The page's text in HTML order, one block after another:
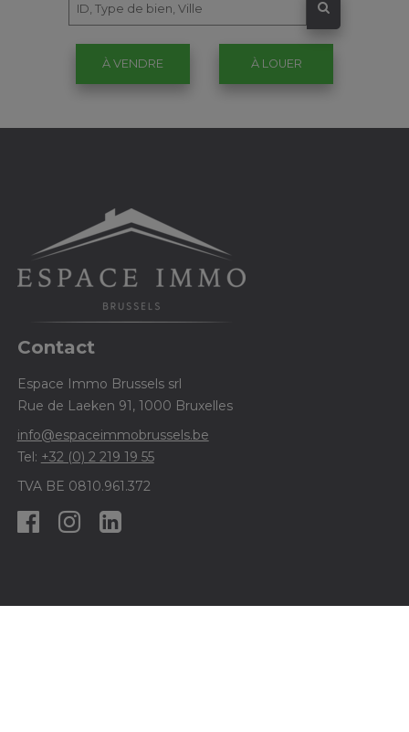
À VENDRE À LOUER
Contact
Espace Immo Brussels srl
Rue de Laeken 91, 1000 Bruxelles
info@espaceimmobrussels.be
Tel: +32 (0) 2 219 19 55
TVA BE 0810.961.372